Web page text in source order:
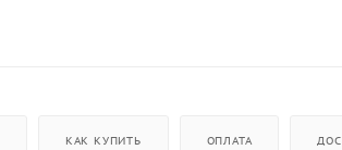
КАК КУПИТЬ ОПЛАТА